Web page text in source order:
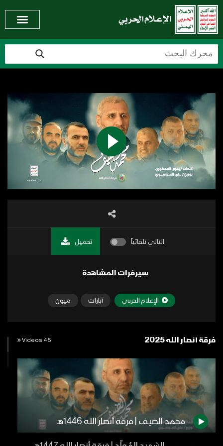
التالي تلقائياً تحميل
سيرفرات المشاهدة
الإعلام الحربي آبارات ميون
فرقة أنصار الله 2025 45 Videos
محمد الضيف | فرقة أنصار الله 1446هـ